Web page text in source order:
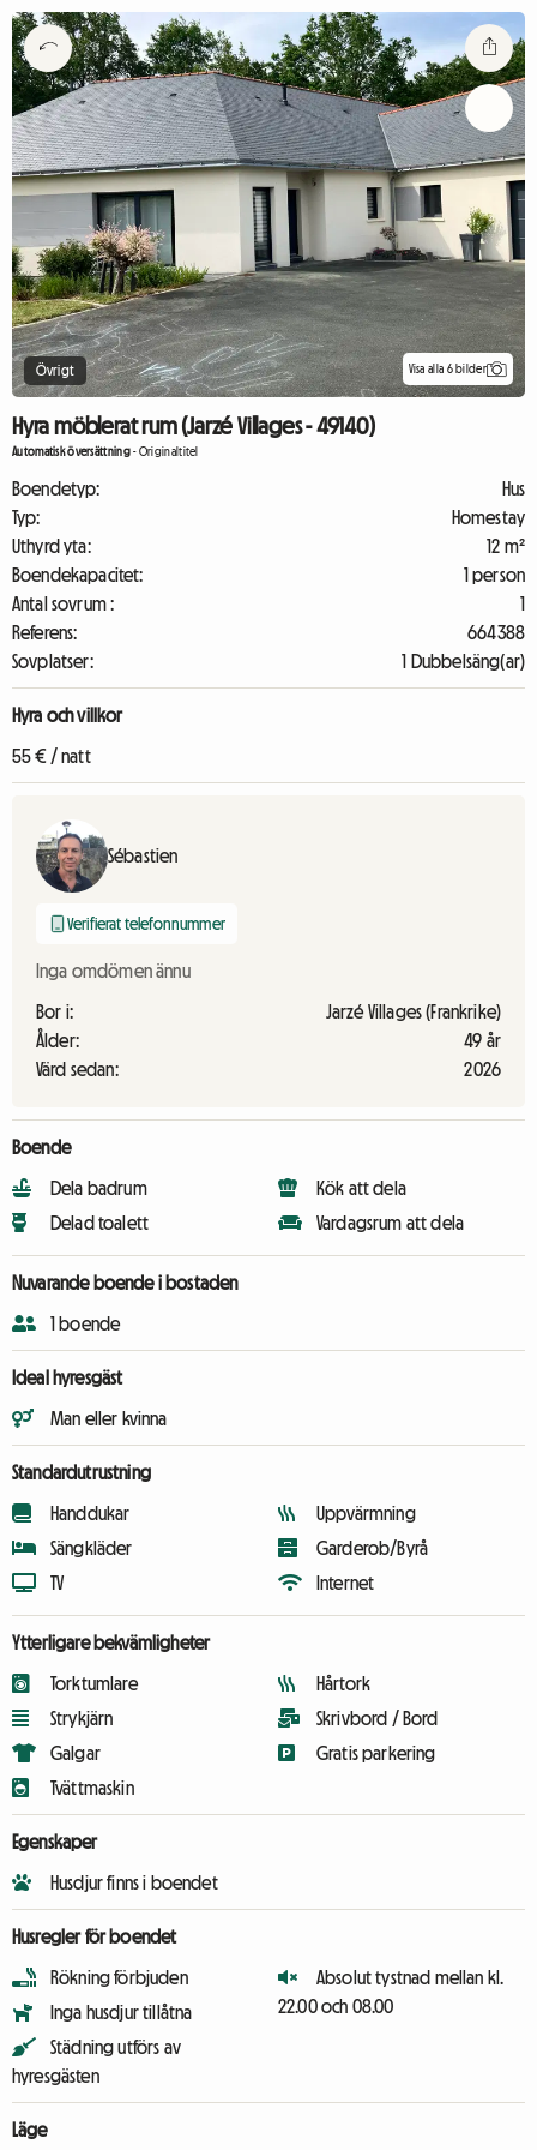
Övrigt Visa alla 6 bilder
Hyra möblerat rum (Jarzé Villages - 49140)
Automatisk översättning-Originaltitel
Boendetyp:
Hus
Typ:
Homestay
Uthyrd yta:
12 m²
Boendekapacitet:
1 person
Antal sovrum :
1
Referens:
664388
Sovplatser:
1 Dubbelsäng(ar)
Hyra och villkor
55 € / natt
Sébastien
Verifierat telefonnummer
Inga omdömen ännu
Bor i:
Jarzé Villages (Frankrike)
Ålder:
49 år
Värd sedan:
2026
Boende
Dela badrum
Delad toalett
Kök att dela
Vardagsrum att dela
Nuvarande boende i bostaden
1 boende
Ideal hyresgäst
Man eller kvinna
Standardutrustning
Handdukar
Sängkläder
TV
Uppvärmning
Garderob/Byrå
Internet
Ytterligare bekvämligheter
Torktumlare
Strykjärn
Galgar
Tvättmaskin
Hårtork
Skrivbord / Bord
Gratis parkering
Egenskaper
Husdjur finns i boendet
Husregler för boendet
Rökning förbjuden
Inga husdjur tillåtna
Städning utförs av
hyresgästen
Absolut tystnad mellan kl.
22.00 och 08.00
Läge